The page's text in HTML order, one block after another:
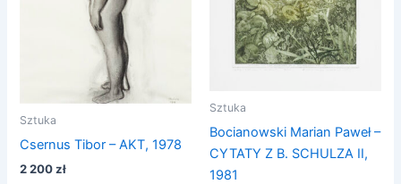
Sztuka
Csernus Tibor – AKT, 1978
2 200zł
Sztuka
Bocianowski Marian Paweł –
CYTATY Z B. SCHULZA II,
1981